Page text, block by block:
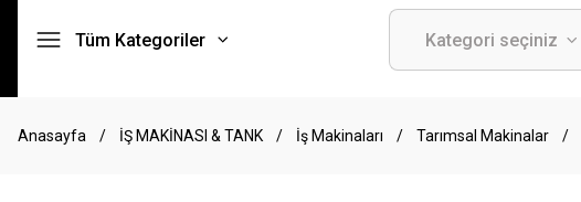
Tüm Kategoriler
Anasayfa İŞ MAKİNASI & TANK İş Makinaları Tarımsal Makinalar